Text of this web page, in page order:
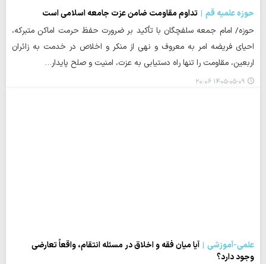
حوزه علمیه قم
تداوم مقاومت ضامن عزت جامعه اسلامی است
حوزه/ امام جمعه سلفچگان با تأکید بر ضرورت حفظ حرمت اماکن متبرکه،
احیای فریضه امر به معروف و نهی از منکر و اخلاص در خدمت به زائران
اربعین، مقاومت را تنها راه دستیابی به عزت، امنیت و صلح پایدار…
۱۴۰۵-۰۵-۰۹ ۲۰:۰۶
علمی-آموزشی
آیا میان فقه و اخلاق در مسئله انتقام، واقعاً تعارضی
وجود دارد؟